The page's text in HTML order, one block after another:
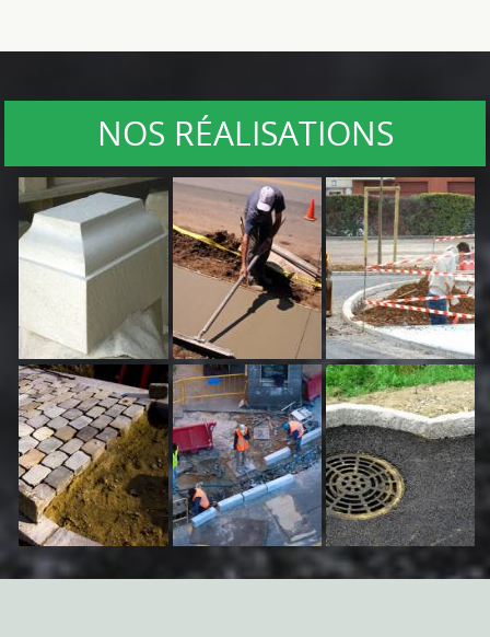
NOS RÉALISATIONS